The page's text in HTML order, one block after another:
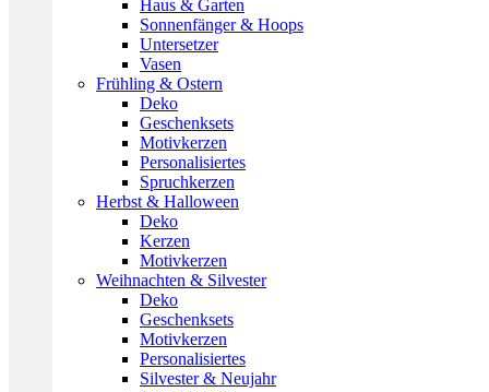
Haus & Garten
Sonnenfänger & Hoops
Untersetzer
Vasen
Frühling & Ostern
Deko
Geschenksets
Motivkerzen
Personalisiertes
Spruchkerzen
Herbst & Halloween
Deko
Kerzen
Motivkerzen
Weihnachten & Silvester
Deko
Geschenksets
Motivkerzen
Personalisiertes
Silvester & Neujahr